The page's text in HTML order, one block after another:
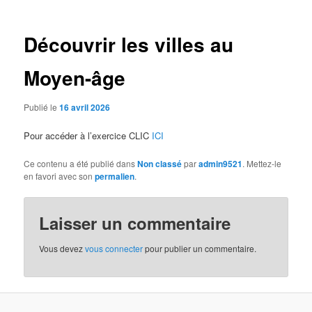
Découvrir les villes au
Moyen-âge
Publié le16 avril 2026
Pour accéder à l’exercice CLIC ICI
Ce contenu a été publié dansNon classéparadmin9521. Mettez-le
en favori avec sonpermalien.
Laisser un commentaire
Vous devezvous connecterpour publier un commentaire.